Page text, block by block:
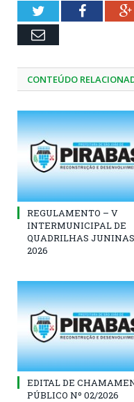
TwitterFacebook
Email
CONTEÚDO
REGULAMENTO – V
INTERMUNICIPAL DE
QUADRILHAS JUNINAS
2026
EDITAL DE
PÚBLICO Nº 02/2026